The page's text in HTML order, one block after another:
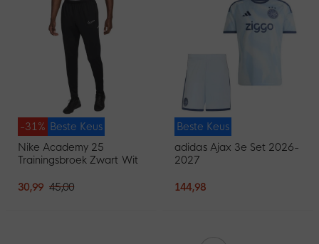
Beste Keus
-31%
Nike Academy 25
Trainingsbroek Zwart Wit
30,99 45,00
Beste Keus
adidas Ajax 3e Set 2026-
2027
144,98